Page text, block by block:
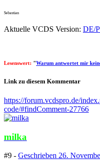
Sebastian
Aktuelle VCDS Version: DE/
Lesenswert: "Warum antwortet mir
Link zu diesem Kommentar
https://forum.vcdspro.de/
code/#findComment-27766
milka
#9 - Geschrieben 26.